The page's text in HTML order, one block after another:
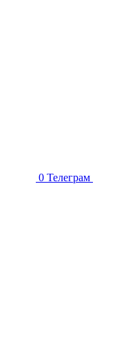
0 Телеграм